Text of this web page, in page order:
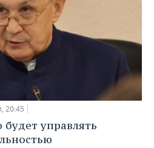
20:45
управлять